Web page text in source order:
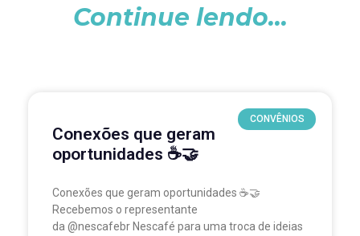
Continue lendo...
CONVÊNIOS
Conexões que geram
oportunidades ☕🤝
Conexões que geram oportunidades ☕🤝
Recebemos o representante
da @nescafebr Nescafé para uma troca de ideias